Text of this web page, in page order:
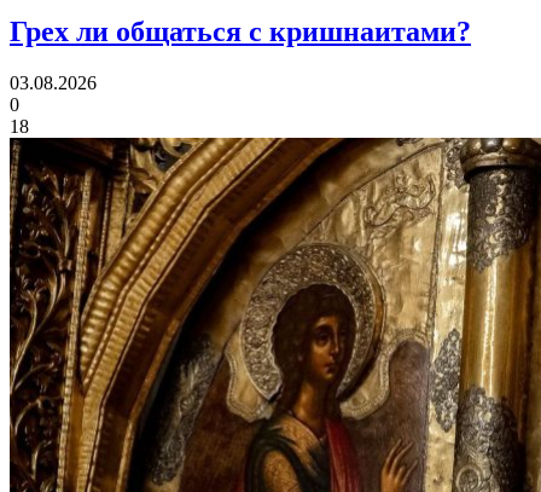
Грех ли общаться с кришнаитами?
03.08.2026
0
18